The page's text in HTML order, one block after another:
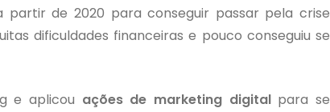
de 2020 para conseguir passar pela crise
dificuldades financeiras e pouco conseguiu se
e aplicou ações de marketing digital para se